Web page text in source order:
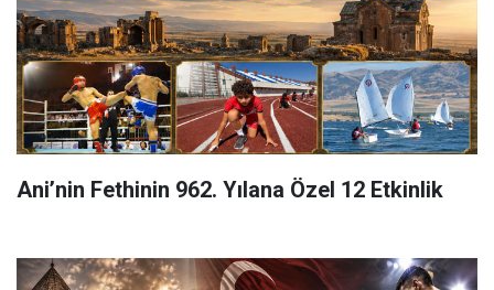
Ani’nin Fethinin 962. Yılana Özel 12 Etkinlik